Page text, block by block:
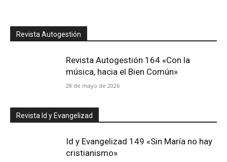
Revista Autogestión
Revista Autogestión 164 «Con la
música, hacia el Bien Común»
28 de mayo de 2026
Revista Id y Evangelizad
Id y Evangelizad 149 «Sin María no hay
cristianismo»